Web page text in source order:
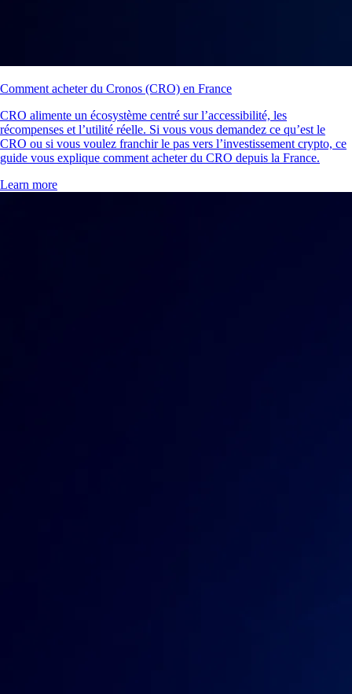
Comment acheter du Cronos (CRO) en France
CRO alimente un écosystème centré sur l’accessibilité, les
récompenses et l’utilité réelle. Si vous vous demandez ce qu’est le
CRO ou si vous voulez franchir le pas vers l’investissement crypto, ce
guide vous explique comment acheter du CRO depuis la France.
Learn more